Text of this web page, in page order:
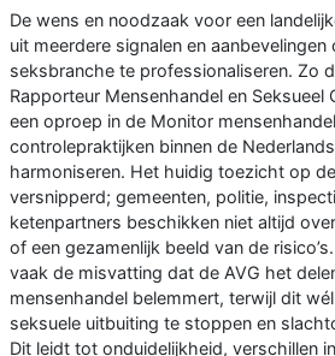
De wens en noodzaak voor een
uit meerdere signalen en
seksbranche te professionaliseren. Zo
Rapporteur Mensenhandel en Seksueel
een oproep in de Monitor
controlepraktijken binnen de
harmoniseren. Het huidig toezicht op
versnipperd; gemeenten, politie,
ketenpartners beschikken niet altijd
of een gezamenlijk beeld van de
vaak de misvatting dat de AVG het
mensenhandel belemmert, terwijl dit
seksuele uitbuiting te stoppen en
Dit leidt tot onduidelijkheid, verschillen